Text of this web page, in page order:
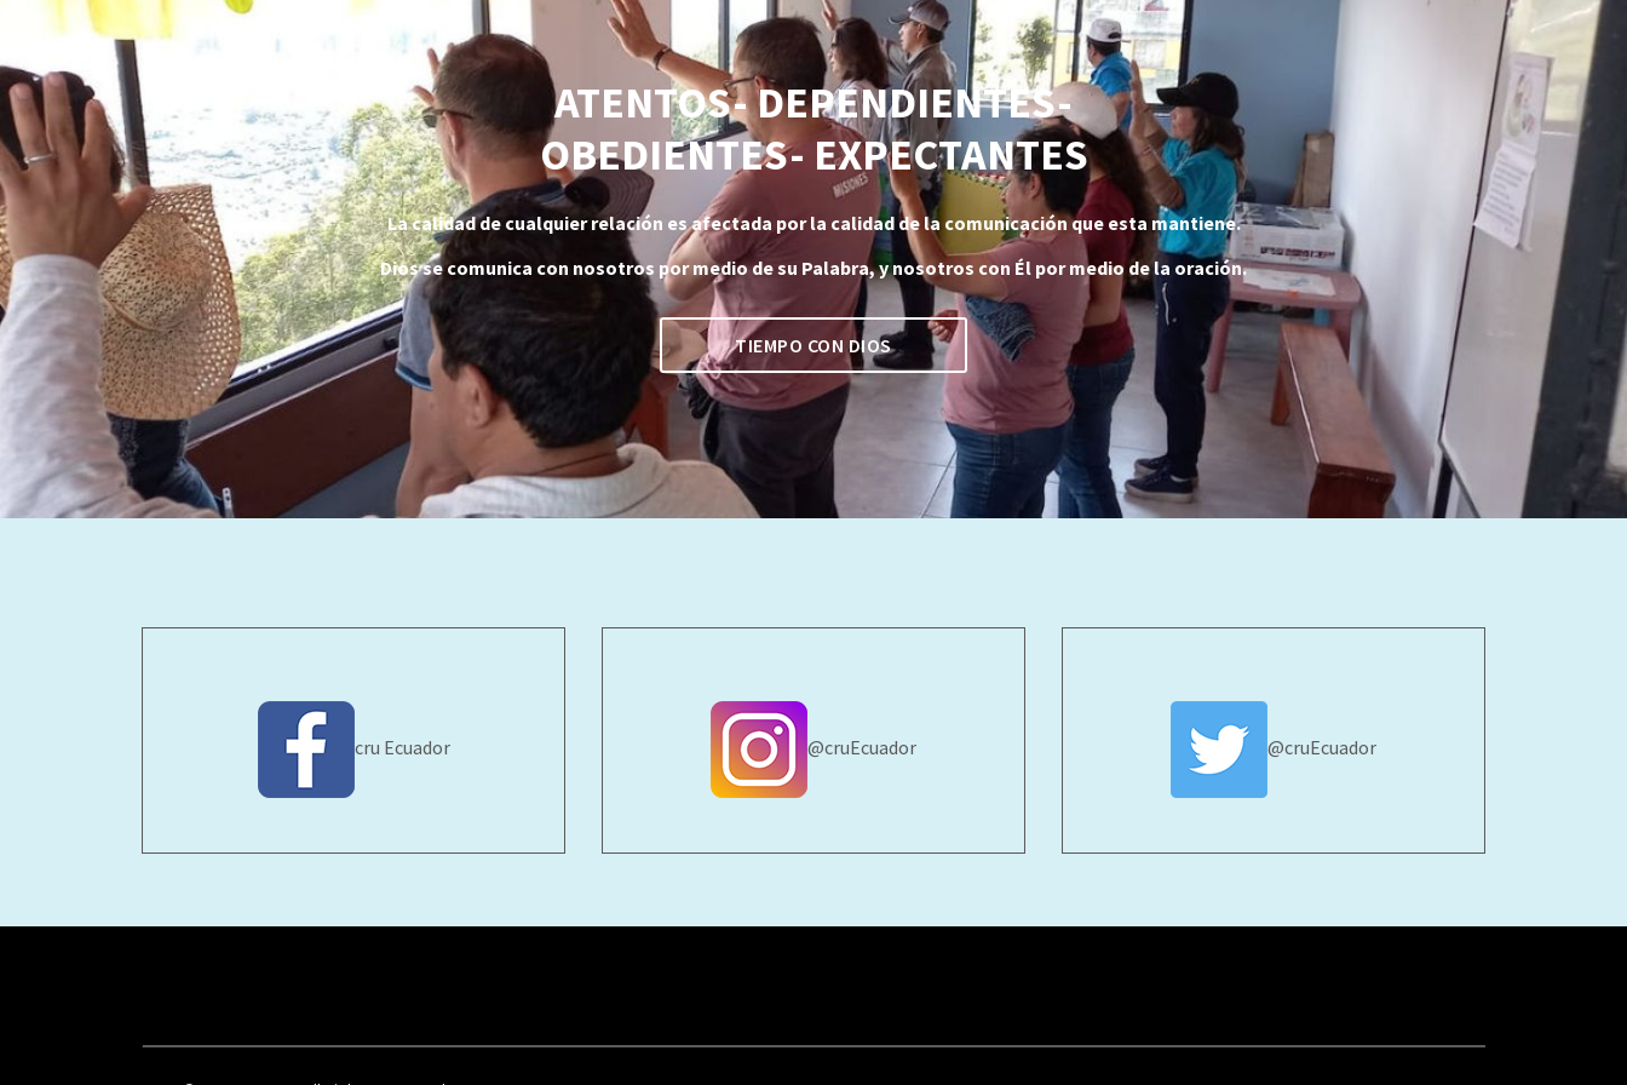
ATENTOS- DEPENDIENTES-
OBEDIENTES- EXPECTANTES
La calidad de cualquier relación es afectada por la calidad de la comunicación que esta mantiene.
Dios se comunica con nosotros por medio de su Palabra, y nosotros con Él por medio de la oración.
TIEMPO CON DIOS
cru Ecuador @cruEcuador @cruEcuador